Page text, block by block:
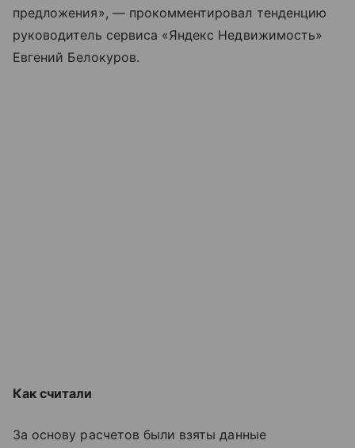
предложения», — прокомментировал тенденцию
руководитель сервиса «Яндекс Недвижимость»
Евгений Белокуров.
Как считали
За основу расчетов были взяты данные